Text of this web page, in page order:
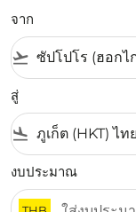
จาก
flight_takeoff
สู่
flight_land
งบประมาณ